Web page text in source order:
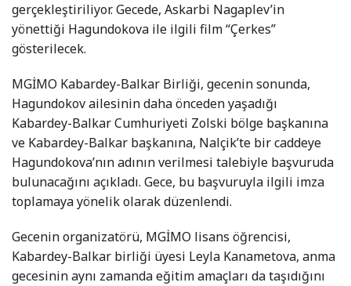
gerçekleştiriliyor. Gecede, Askarbi Nagaplev’in
yönettiği Hagundokova ile ilgili film “Çerkes”
gösterilecek.
MGİMO Kabardey-Balkar Birliği, gecenin sonunda,
Hagundokov ailesinin daha önceden yaşadığı
Kabardey-Balkar Cumhuriyeti Zolski bölge başkanına
ve Kabardey-Balkar başkanına, Nalçik’te bir caddeye
Hagundokova’nın adının verilmesi talebiyle başvuruda
bulunacağını açıkladı. Gece, bu başvuruyla ilgili imza
toplamaya yönelik olarak düzenlendi.
Gecenin organizatörü, MGİMO lisans öğrencisi,
Kabardey-Balkar birliği üyesi Leyla Kanametova, anma
gecesinin aynı zamanda eğitim amaçları da taşıdığını